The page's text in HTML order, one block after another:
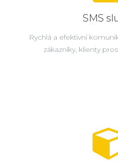
SMS
Rychlá a efektivní
zákazníky, klienty